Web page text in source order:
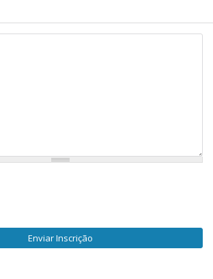
Enviar Inscrição